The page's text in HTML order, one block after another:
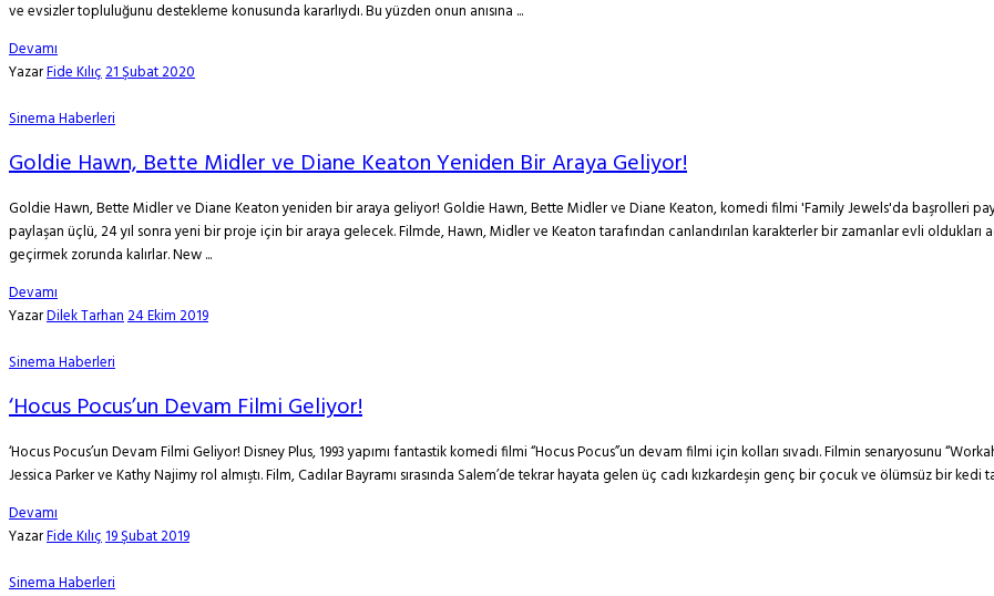
ve evsizler topluluğunu destekleme konusunda kararlıydı. Bu yüzden onun anısına ...
Devamı
YazarFide Kılıç21 Şubat 2020
Sinema Haberleri
Goldie Hawn, Bette Midler ve Diane Keaton Yeniden Bir Araya Geliyor!
Goldie Hawn, Bette Midler ve Diane Keaton yeniden bir araya geliyor! Goldie Hawn, Bette Midler ve Diane Keaton, komedi filmi 'Family Jewels'da başrolleri
paylaşan üçlü, 24 yıl sonra yeni bir proje için bir araya gelecek. Filmde, Hawn, Midler ve Keaton tarafından canlandırılan karakterler bir zamanlar evli
geçirmek zorunda kalırlar. New ...
Devamı
YazarDilek Tarhan24 Ekim 2019
Sinema Haberleri
‘Hocus Pocus’un Devam Filmi Geliyor!
‘Hocus Pocus’un Devam Filmi Geliyor! Disney Plus, 1993 yapımı fantastik komedi filmi “Hocus Pocus”un devam filmi için kolları sıvadı. Filmin senaryosunu
Jessica Parker ve Kathy Najimy rol almıştı. Film, Cadılar Bayramı sırasında Salem’de tekrar hayata gelen üç cadı kızkardeşin genç bir çocuk ve ölümsüz bir
Devamı
YazarFide Kılıç19 Şubat 2019
Sinema Haberleri